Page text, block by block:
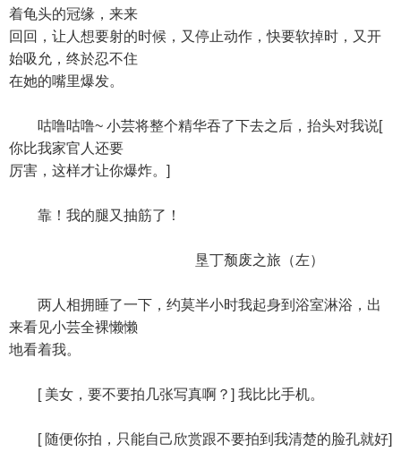
着龟头的冠缘，来来
回回，让人想要射的时候，又停止动作，快要软掉时，又开
始吸允，终於忍不住
在她的嘴里爆发。
咕噜咕噜~ 小芸将整个精华吞了下去之后，抬头对我说[
你比我家官人还要
厉害，这样才让你爆炸。]
靠！我的腿又抽筋了！
垦丁颓废之旅（左）
两人相拥睡了一下，约莫半小时我起身到浴室淋浴，出
来看见小芸全裸懒懒
地看着我。
[ 美女，要不要拍几张写真啊？] 我比比手机。
[ 随便你拍，只能自己欣赏跟不要拍到我清楚的脸孔就好]